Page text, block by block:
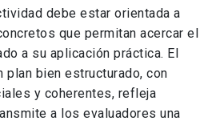
debe estar orientada a
que permitan acercar el
a su aplicación práctica. El
plan bien estructurado, con
y coherentes, refleja
a los evaluadores una